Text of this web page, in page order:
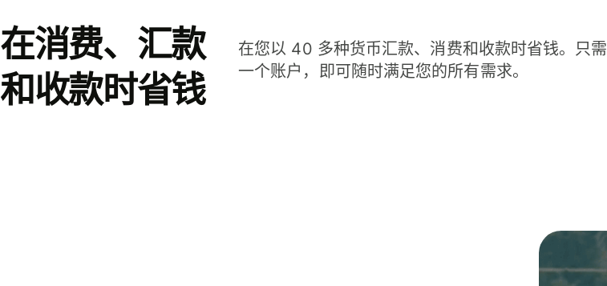
在消费、汇款
和收款时省钱
在您以 40 多种货币汇款、消费和收款时省钱。只需
一个账户，即可随时满足您的所有需求。